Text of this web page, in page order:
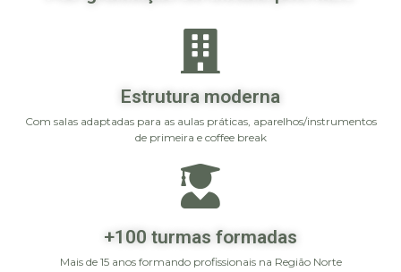
Estrutura moderna
Com salas adaptadas para as aulas práticas, aparelhos/instrumentos
de primeira e coffee break
+100 turmas formadas
Mais de 15 anos formando profissionais na Região Norte